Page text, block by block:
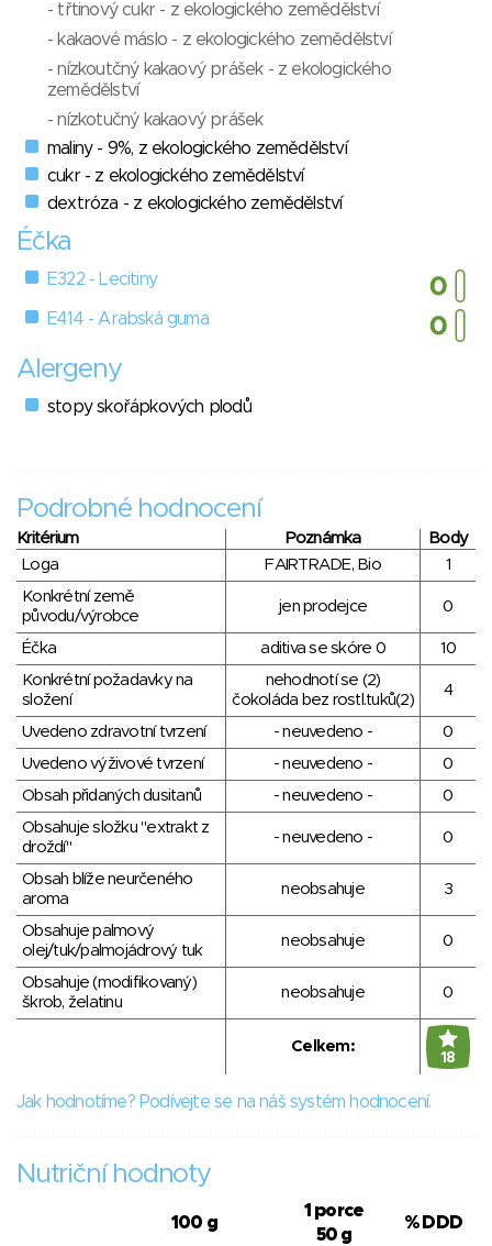
- třtinový cukr - z ekologického zemědělství
- kakaové máslo - z ekologického zemědělství
- nízkoutčný kakaový prášek - z ekologického
zemědělství
- nízkotučný kakaový prášek
maliny - 9%, z ekologického zemědělství
cukr - z ekologického zemědělství
dextróza - z ekologického zemědělství
Éčka
E322 - Lecitiny
E414 - Arabská guma
Alergeny
stopy skořápkových plodů
Podrobné hodnocení
Kritérium Poznámka
Body
Loga
FAIRTRADE, Bio
1
Konkrétní země
původu/výrobce
jen prodejce 0
Éčka aditiva se skóre 0
10
Konkrétní požadavky na
složení
nehodnotí se (2)
čokoláda bez rostl.tuků(2)
4
Uvedeno zdravotní tvrzení - neuvedeno -
0
Uvedeno výživové tvrzení
- neuvedeno -
0
Obsah přidaných dusitanů
- neuvedeno -
0
Obsahuje složku "extrakt z
droždí"
- neuvedeno - 0
Obsah blíže neurčeného
aroma
neobsahuje 3
Obsahuje palmový
olej/tuk/palmojádrový tuk
neobsahuje 0
Obsahuje (modifikovaný)
škrob, želatinu
neobsahuje 0
Celkem:
18
Jak hodnotíme? Podívejte se na náš systém hodnocení.
Nutriční hodnoty
100 g
1 porce
50 g
% DDD